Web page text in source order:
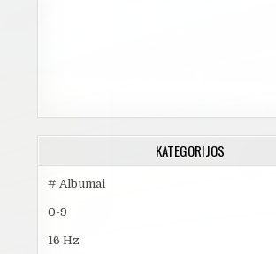
KATEGORIJOS
# Albumai
0-9
16 Hz